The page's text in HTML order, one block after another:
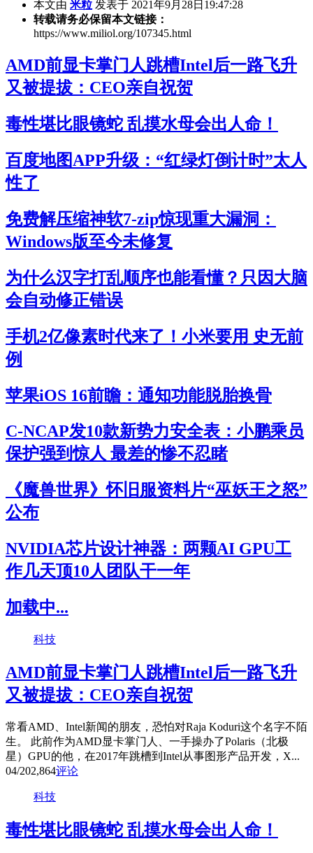
本文由 米粒 发表于 2021年9月28日19:47:28
转载请务必保留本文链接：
https://www.miliol.org/107345.html
AMD前显卡掌门人跳槽Intel后一路飞升
又被提拔：CEO亲自祝贺
毒性堪比眼镜蛇 乱摸水母会出人命！
百度地图APP升级：“红绿灯倒计时”太人
性了
免费解压缩神软7-zip惊现重大漏洞：
Windows版至今未修复
为什么汉字打乱顺序也能看懂？只因大脑
会自动修正错误
手机2亿像素时代来了！小米要用 史无前
例
苹果iOS 16前瞻：通知功能脱胎换骨
C-NCAP发10款新势力安全表：小鹏乘员
保护强到惊人 最差的惨不忍睹
《魔兽世界》怀旧服资料片“巫妖王之怒”
公布
NVIDIA芯片设计神器：两颗AI GPU工
作几天顶10人团队干一年
加载中...
科技
AMD前显卡掌门人跳槽Intel后一路飞升
又被提拔：CEO亲自祝贺
常看AMD、Intel新闻的朋友，恐怕对Raja Koduri这个名字不陌
生。 此前作为AMD显卡掌门人、一手操办了Polaris（北极
星）GPU的他，在2017年跳槽到Intel从事图形产品开发，X...
04/202,864评论
科技
毒性堪比眼镜蛇 乱摸水母会出人命！